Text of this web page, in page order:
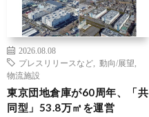
2026.08.08
プレスリリースなど
動向/展望
物流施設
東京団地倉庫が60周年、「共
同型」53.8万㎡を運営